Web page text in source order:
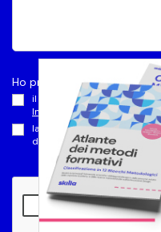
Ho preso visione dell’
il trattamento dei dati per
Informativa privacy)
la comunicazione a terzi
di Marketing (paragrafo C1